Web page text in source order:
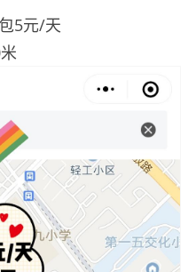
5元/天